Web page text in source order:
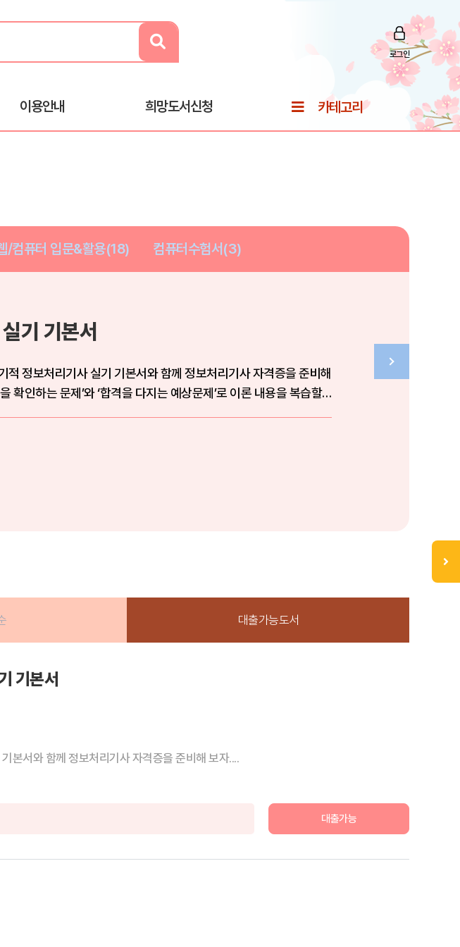
로그인
이용안내 희망도서신청 카테고리
/컴퓨터 입문&활용(18) 컴퓨터수험서(3)
기 기본서
정보처리기사 실기 기본서와 함께 정보처리기사 자격증을 준비해
확인하는 문제’와 ‘합격을 다지는 예상문제’로 이론 내용을 복습할
대출가능도서
기본서
본서와 함께 정보처리기사 자격증을 준비해 보자....
대출가능